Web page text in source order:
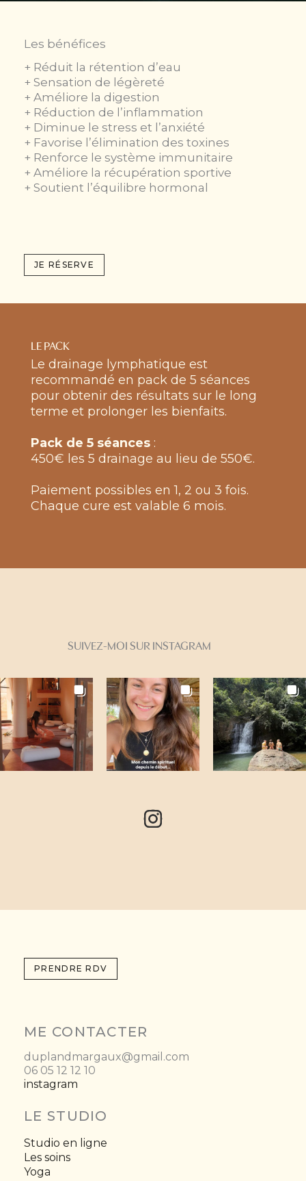
Les bénéfices
+ Réduit la rétention d’eau
+ Sensation de légèreté
+ Améliore la digestion
+ Réduction de l’inflammation
+ Diminue le stress et l’anxiété
+ Favorise l’élimination des toxines
+ Renforce le système immunitaire
+ Améliore la récupération sportive
+ Soutient l’équilibre hormonal
JE RÉSERVE
LE PACK
Le drainage lymphatique est
recommandé en pack de 5 séances
pour obtenir des résultats sur le long
terme et prolonger les bienfaits.
Pack de 5 séances :
450€ les 5 drainage au lieu de 550€.
Paiement possibles en 1, 2 ou 3 fois.
Chaque cure est valable 6 mois.
SUIVEZ-MOI SUR INSTAGRAM
LE STUDIO
Studio en ligne
Les soins
Yoga
PRENDRE RDV
ME CONTACTER
duplandmargaux@gmail.com
06 05 12 12 10
instagram